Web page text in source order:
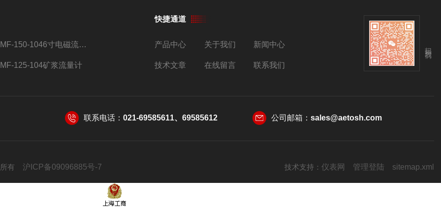
AMF-150-1046寸电磁流量计
125-104矿浆流量计
快捷通道
产品中心 关于我们 新闻中心
技术文章 在线留言 联系我们
联系电话： 021-69585611、69585612 公司邮箱： sales@aetosh.com
所有 沪ICP备09096885号-7 技术支持： 仪表网 管理登陆 sitemap.xml